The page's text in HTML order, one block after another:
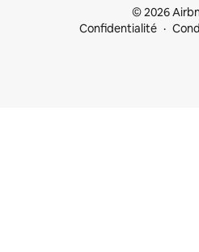
© 2026
Confidentialité